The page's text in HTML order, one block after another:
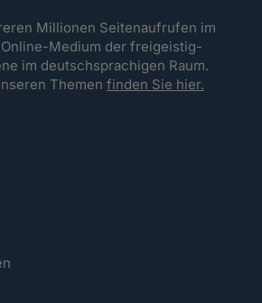
Millionen Seitenaufrufen im
Medium der freigeistig-
im deutschsprachigen Raum.
Themenfinden Sie hier.